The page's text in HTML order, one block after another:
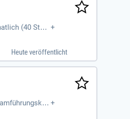
(40 Std.). +
Heute veröffentlicht
+